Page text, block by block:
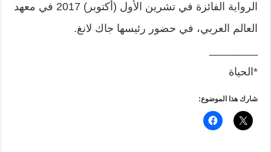
الرواية الفائزة في تشرين الأول (أكتوبر) 2017 في معهد
العالم العربي، في حضور رئيسها جاك لانغ.
*الحياة
شارك هذا الموضوع: